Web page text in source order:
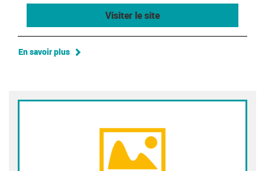
Visiter le site
En savoir plus